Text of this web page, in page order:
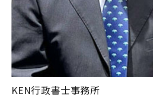
KEN行政書士事務所